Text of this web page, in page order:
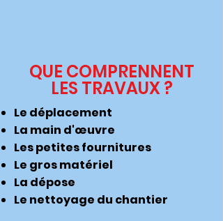
QUE COMPRENNENT
LES TRAVAUX ?
Le déplacement
La main d'œuvre
Les petites fournitures
Le gros matériel
La dépose
Le nettoyage du chantier